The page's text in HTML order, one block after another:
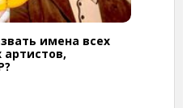
имена всех
артистов,